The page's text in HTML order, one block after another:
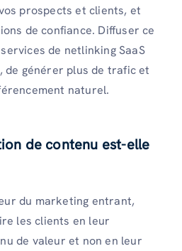
prospects et clients, et
de confiance. Diffuser ce
de netlinking SaaS
de générer plus de trafic et
naturel.
de contenu est-elle
du marketing entrant,
les clients en leur
de valeur et non en leur